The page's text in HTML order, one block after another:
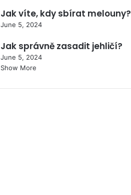
Jak víte, kdy sbírat melouny?
June 5, 2024
Jak správně zasadit jehličí?
June 5, 2024
Show More